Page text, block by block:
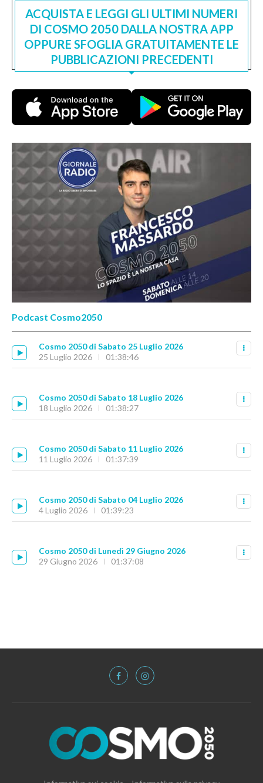
ACQUISTA E LEGGI GLI ULTIMI NUMERI
DI COSMO 2050 DALLA NOSTRA APP
OPPURE SFOGLIA GRATUITAMENTE LE
PUBBLICAZIONI PRECEDENTI
Podcast Cosmo2050
Cosmo 2050 di Sabato 25 Luglio 2026
25 Luglio 2026
01:38:46
Cosmo 2050 di Sabato 18 Luglio 2026
18 Luglio 2026
01:38:27
Cosmo 2050 di Sabato 11 Luglio 2026
11 Luglio 2026
01:37:39
Cosmo 2050 di Sabato 04 Luglio 2026
4 Luglio 2026
01:39:23
Cosmo 2050 di Lunedì 29 Giugno 2026
29 Giugno 2026
01:37:08